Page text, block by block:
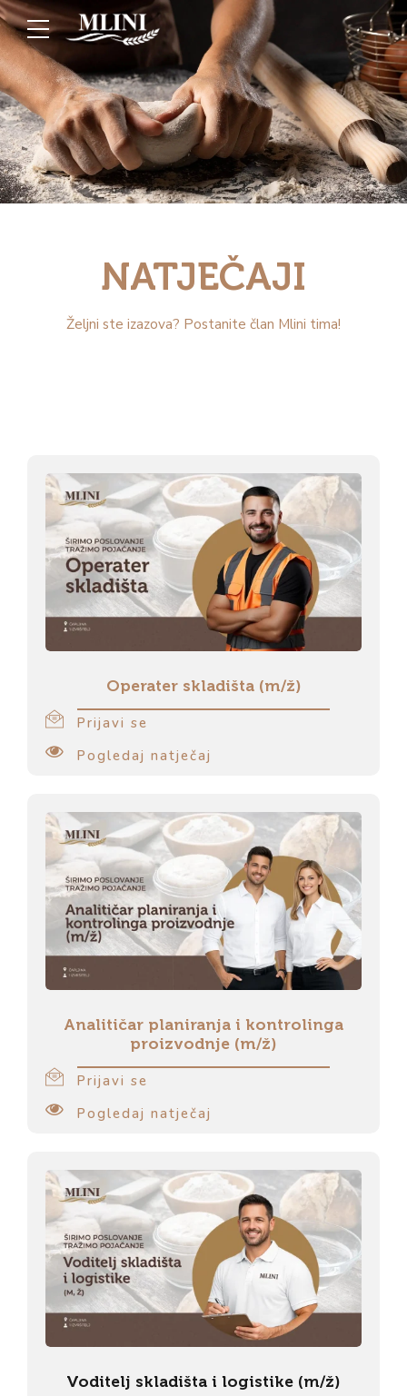
NATJEČAJI
Željni ste izazova? Postanite član Mlini tima!
Operater skladišta (m/ž)
Prijavi se
Pogledaj natječaj
Analitičar planiranja i kontrolinga
proizvodnje (m/ž)
Prijavi se
Pogledaj natječaj
Voditelj skladišta i logistike (m/ž)